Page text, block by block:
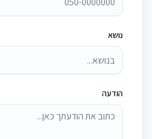
נושא
הודעה